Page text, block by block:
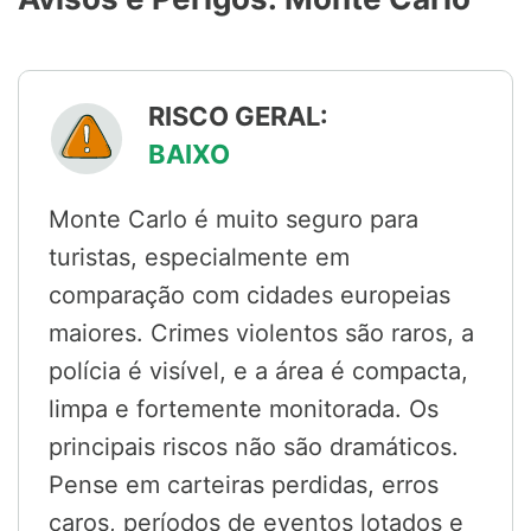
RISCO GERAL:
BAIXO
Monte Carlo é muito seguro para
turistas, especialmente em
comparação com cidades europeias
maiores. Crimes violentos são raros, a
polícia é visível, e a área é compacta,
limpa e fortemente monitorada. Os
principais riscos não são dramáticos.
Pense em carteiras perdidas, erros
caros, períodos de eventos lotados e